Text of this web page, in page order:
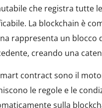
che registra tutte
La blockchain è
rappresenta un blocco
creando una
contract sono il
le regole e le
sulla